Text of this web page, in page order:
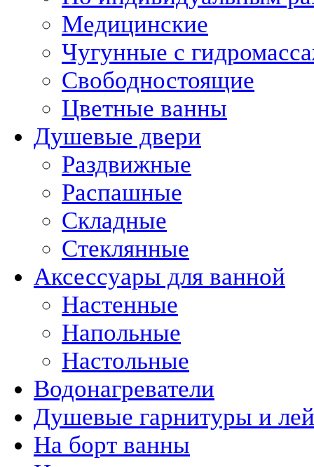
Медицинские
Чугунные с
Свободностоящие
Цветные ванны
Душевые двери
Раздвижные
Распашные
Складные
Стеклянные
Аксессуары для ванной
Настенные
Напольные
Настольные
Водонагреватели
Душевые гарнитуры и
На борт ванны